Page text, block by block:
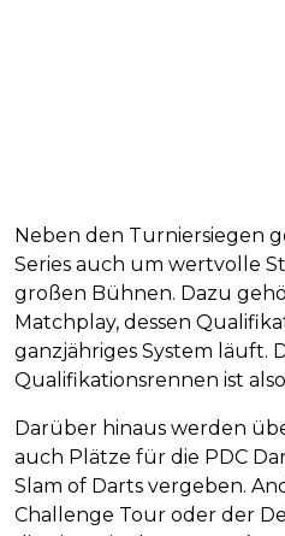
Neben den Turniersiegen
Series auch um wertvolle
großen Bühnen. Dazu
Matchplay, dessen
ganzjähriges System läuft.
Qualifikationsrennen ist
Darüber hinaus werden
auch Plätze für die PDC
Slam of Darts vergeben.
Challenge Tour oder der